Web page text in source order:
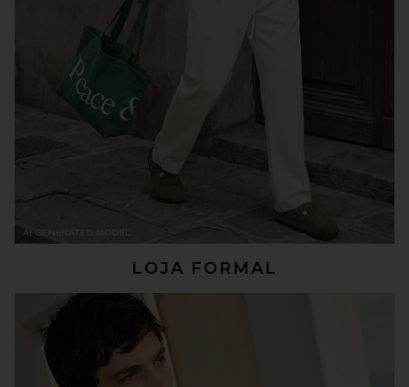
LOJA FORMAL